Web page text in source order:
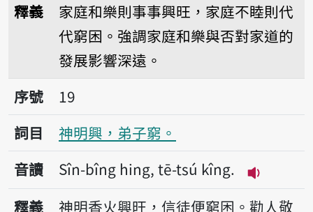
釋義
家庭和樂則事事興旺，家庭不睦則代
代窮困。強調家庭和樂與否對家道的
發展影響深遠。
序號19神明興，弟子窮。
序號
19
詞目
神明興，弟子窮。
音讀
Sîn-bîng hing, tē-tsú kîng.
播放音
釋義 神明香火興旺，信徒便窮困。勸人敬